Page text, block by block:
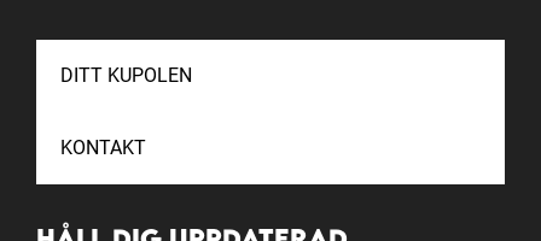
DITT KUPOLEN
KONTAKT